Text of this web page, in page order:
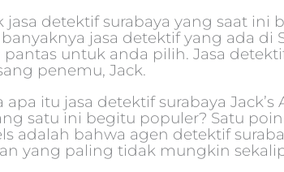
jasa detektif surabaya yang saat ini
jasa detektif yang ada di
untuk anda pilih. Jasa
penemu, Jack.
apa itu jasa detektif surabaya
satu ini begitu populer? Satu
adalah bahwa agen detektif
yang paling tidak mungkin